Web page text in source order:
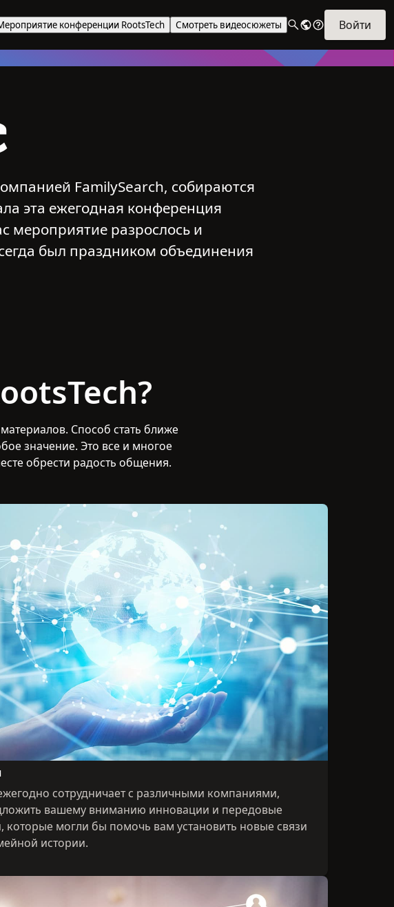
конференции RootsTech Смотреть видеосюжеты Войти
FamilySearch, собираются
эта ежегодная конференция
мероприятие разрослось и
был праздником объединения
и будущих.
Способ стать ближе
значение. Это все и многое
обрести радость общения.
сотрудничает с различными компаниями,
вашему вниманию инновации и передовые
которые могли бы помочь вам установить новые связи
истории.